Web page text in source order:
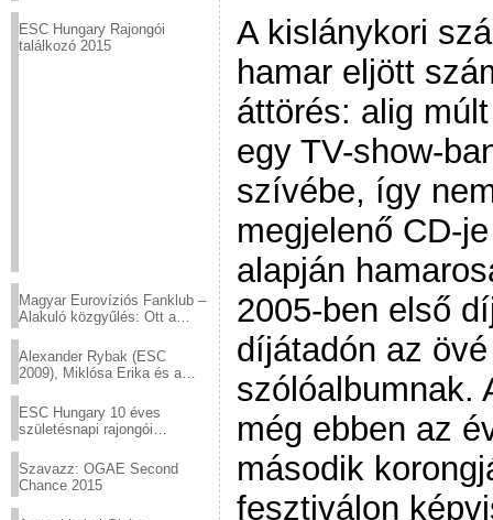
ESC Hungary Rajongói
találkozó 2015
Magyar Eurovíziós Fanklub –
Alakuló közgyűlés: Ott a
Alexander Rybak (ESC
2009), Miklósa Erika és a
sztárjai a Margitszigeten
ESC Hungary 10 éves
születésnapi rajongói
Szavazz: OGAE Second
Chance 2015
A kislánykori
hamar eljött
áttörés: alig
egy TV-show-
szívébe, így
megjelenő CD-
alapján
2005-ben első
díjátadón az
szólóalbumnak.
még ebben az
második
fesztiválon